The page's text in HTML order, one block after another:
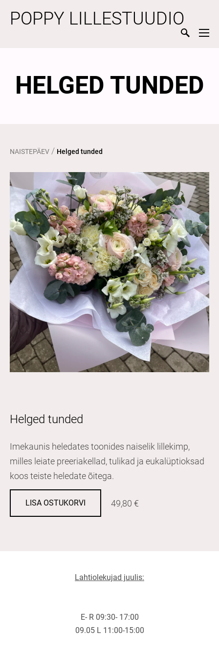
POPPY LILLESTUUDIO
HELGED TUNDED
NAISTEPÄEV / Helged tunded
Helged tunded
Imekaunis heledates toonides naiselik lillekimp,
milles leiate preeriakellad, tulikad ja eukalüptioksad
koos teiste heledate õitega.
LISA OSTUKORVI 49,80 €
Lahtiolekujad juulis:
E- R 09:30- 17:00
09.05 L 11:00-15:00